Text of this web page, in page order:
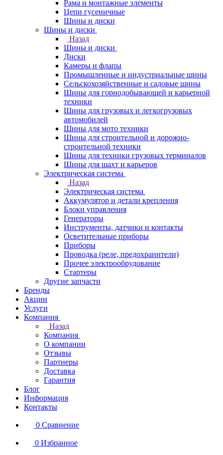
Рама и монтажные элементы
Цепи гусеничные
Шины и диски
Шины и диски
Назад
Шины и диски
Диски
Камеры и флапы
Промышленные и индустриальные шины
Сельскохозяйственные и садовые шины
Шины для горнодобывающей и карьерной
техники
Шины для грузовых и легкогрузовых
автомобилей
Шины для мото техники
Шины для строительной и дорожно-
строительной техники
Шины для техники грузовых терминалов
Шины для шахт и карьеров
Электрическая система
Назад
Электрическая система
Аккумулятор и детали крепления
Блоки управления
Генераторы
Инструменты, датчики и контакты
Осветительные приборы
Приборы
Проводка (реле, предохранители)
Прочее электрообрудование
Стартеры
Другие запчасти
Бренды
Акции
Услуги
Компания
Назад
Компания
О компании
Отзывы
Партнеры
Доставка
Гарантия
Блог
Информация
Контакты
0 Сравнение
0 Избранное